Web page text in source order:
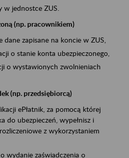
w jednostce ZUS.
(np. pracownikiem)
dane zapisane na koncie w ZUS,
o stanie konta ubezpieczonego,
o wystawionych zwolnieniach
(np. przedsiębiorcą)
ePłatnik, za pomocą której
do ubezpieczeń, wypełnisz i
z wykorzystaniem
wydanie zaświadczenia o